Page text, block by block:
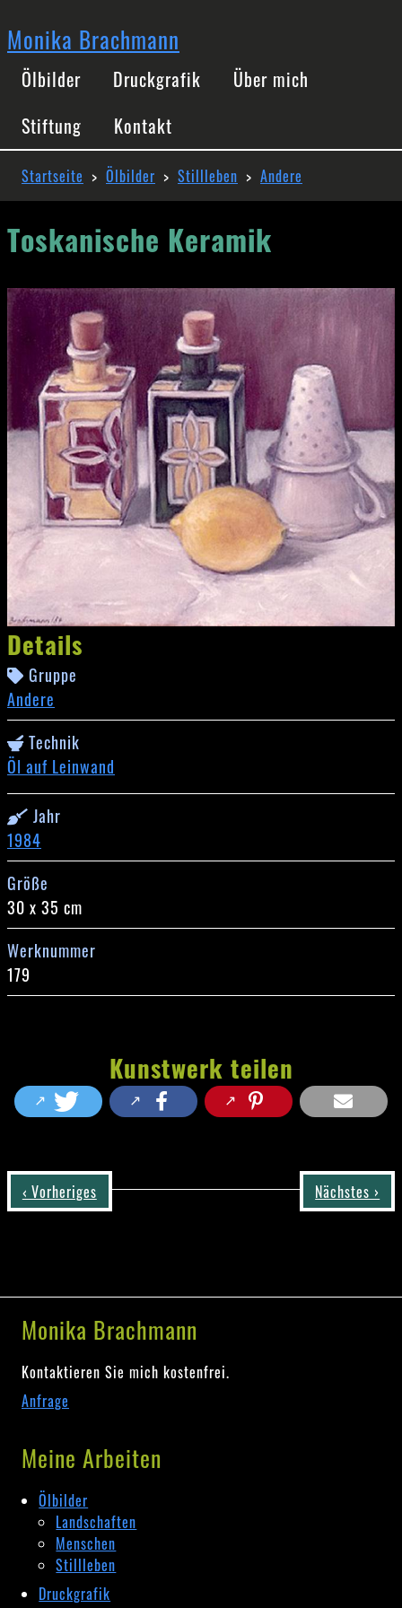
zum
Inhalt
Monika Brachmann
Hauptnavigation
Ölbilder Druckgrafik
Über mich
Stiftung
Kontakt
Startseite Ölbilder Stillleben Andere
Toskanische Keramik
Image
Details
Gruppe
Andere
Technik
Öl auf Leinwand
Jahr
1984
Größe
30 x 35 cm
Werknummer
179
Kunstwerk teilen
‹ Vorheriges Nächstes ›
Monika Brachmann
Kontaktieren Sie mich kostenfrei.
Anfrage
Meine Arbeiten
Ölbilder
Landschaften
Menschen
Stillleben
Druckgrafik